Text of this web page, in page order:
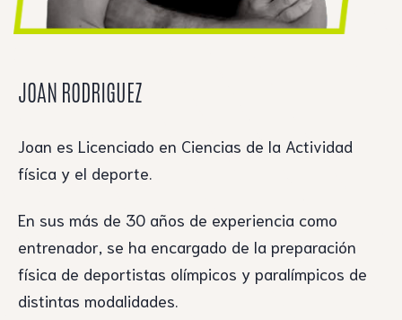
JOAN RODRIGUEZ
Joan es Licenciado en Ciencias de la Actividad
física y el deporte.
En sus más de 30 años de experiencia como
entrenador, se ha encargado de la preparación
física de deportistas olímpicos y paralímpicos de
distintas modalidades.